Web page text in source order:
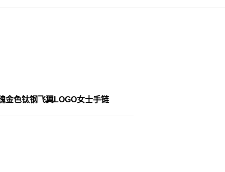
金色钛钢飞翼LOGO女士手链